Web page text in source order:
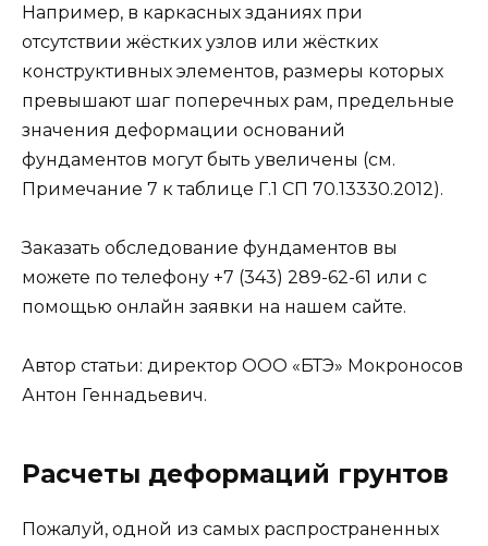
Например, в каркасных зданиях при
отсутствии жёстких узлов или жёстких
конструктивных элементов, размеры которых
превышают шаг поперечных рам, предельные
значения деформации оснований
фундаментов могут быть увеличены (см.
Примечание 7 к таблице Г.1 СП 70.13330.2012).
Заказать обследование фундаментов вы
можете по телефону +7 (343) 289-62-61 или с
помощью онлайн заявки на нашем сайте.
Автор статьи: директор ООО «БТЭ» Мокроносов
Антон Геннадьевич.
Расчеты деформаций грунтов
Пожалуй, одной из самых распространенных